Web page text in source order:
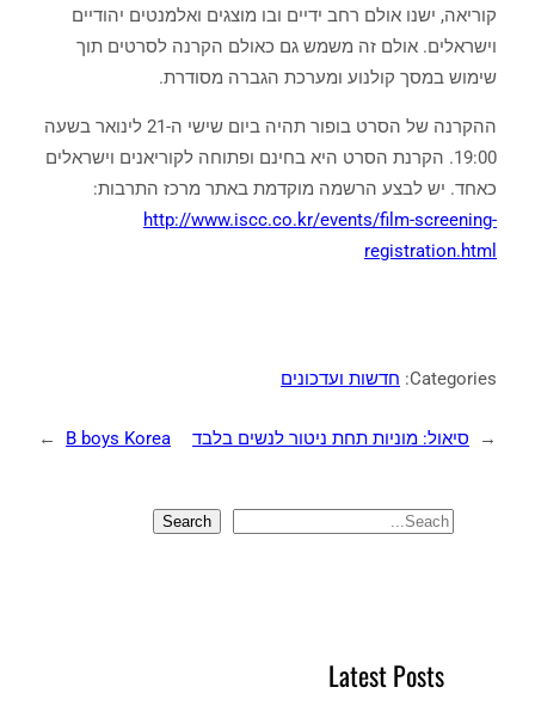
קוריאה, ישנו אולם רחב ידיים ובו מוצגים ואלמנטים יהודיים
וישראלים. אולם זה משמש גם כאולם הקרנה לסרטים תוך
שימוש במסך קולנוע ומערכת הגברה מסודרת.
ההקרנה של הסרט בופור תהיה ביום שישי ה-21 לינואר בשעה
19:00. הקרנת הסרט היא בחינם ופתוחה לקוריאנים וישראלים
כאחד. יש לבצע הרשמה מוקדמת באתר מרכז התרבות:
http://www.iscc.co.kr/events/film-screening-
registration.html
Categories: חדשות ועדכונים
← סיאול: מוניות תחת ניטור לנשים בלבד B boys Korea
→
S
Search
Latest Posts